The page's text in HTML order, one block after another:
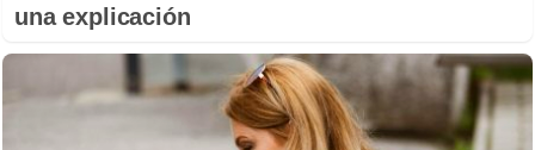
una explicación